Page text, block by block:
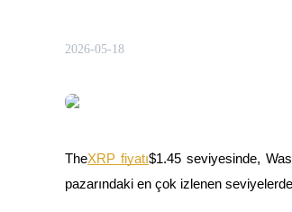
Teminat olarak USDT kullanan vadeli
2026-05-18
TheXRP fiyatı$1.45 seviyesinde,
pazarındaki en çok izlenen